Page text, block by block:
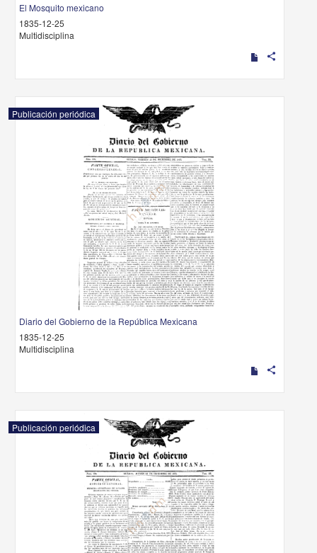
El Mosquito mexicano
1835-12-25
Multidisciplina
share
Publicación periódica
Diario del Gobierno de la República Mexicana
1835-12-25
Multidisciplina
share
Publicación periódica